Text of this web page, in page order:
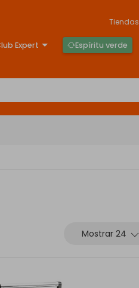
Tiendas
Expert Espíritu verde
Mostrar 24